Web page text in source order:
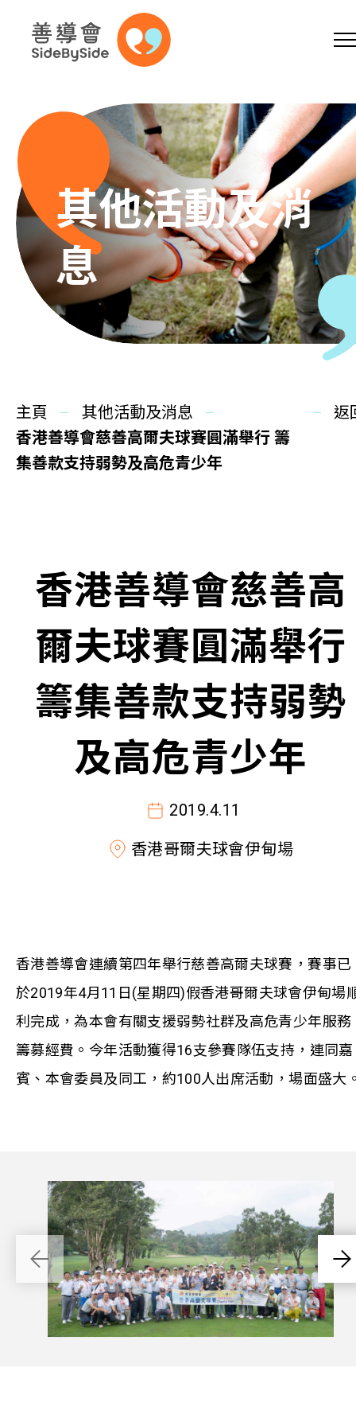
跳到內容（按回車鍵）
A A EN繁 简
主頁
本會服務
慈善活動
其他活動及消息
聯絡我們
其他活動及消
息
主頁
其他活動及消息
香港善導會慈善高爾夫球賽圓滿舉行 籌
集善款支持弱勢及高危青少年
返
香港善導會慈善高
爾夫球賽圓滿舉行
籌集善款支持弱勢
及高危青少年
2019.4.11
香港哥爾夫球會伊甸場
香港善導會連續第四年舉行慈善高爾夫球賽，賽事已
於2019年4月11日(星期四)假香港哥爾夫球會伊甸場
利完成，為本會有關支援弱勢社群及高危青少年服務
籌募經費。今年活動獲得16支參賽隊伍支持，連同嘉
賓、本會委員及同工，約100人出席活動，場面盛大